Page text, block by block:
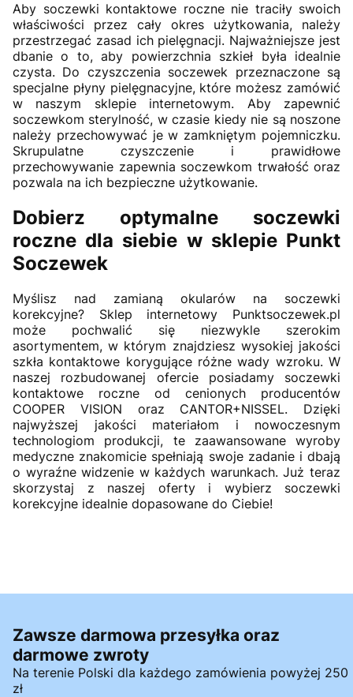
Aby soczewki kontaktowe roczne nie traciły swoich
właściwości przez cały okres użytkowania, należy
przestrzegać zasad ich pielęgnacji. Najważniejsze jest
dbanie o to, aby powierzchnia szkieł była idealnie
czysta. Do czyszczenia soczewek przeznaczone są
specjalne płyny pielęgnacyjne, które możesz zamówić
w naszym sklepie internetowym. Aby zapewnić
soczewkom sterylność, w czasie kiedy nie są noszone
należy przechowywać je w zamkniętym pojemniczku.
Skrupulatne czyszczenie i prawidłowe
przechowywanie zapewnia soczewkom trwałość oraz
pozwala na ich bezpieczne użytkowanie.
Dobierz optymalne soczewki
roczne dla siebie w sklepie Punkt
Soczewek
Myślisz nad zamianą okularów na soczewki
korekcyjne? Sklep internetowy Punktsoczewek.pl
może pochwalić się niezwykle szerokim
asortymentem, w którym znajdziesz wysokiej jakości
szkła kontaktowe korygujące różne wady wzroku. W
naszej rozbudowanej ofercie posiadamy soczewki
kontaktowe roczne od cenionych producentów
COOPER VISION oraz CANTOR+NISSEL. Dzięki
najwyższej jakości materiałom i nowoczesnym
technologiom produkcji, te zaawansowane wyroby
medyczne znakomicie spełniają swoje zadanie i dbają
o wyraźne widzenie w każdych warunkach. Już teraz
skorzystaj z naszej oferty i wybierz soczewki
korekcyjne idealnie dopasowane do Ciebie!
Zawsze darmowa przesyłka oraz
darmowe zwroty
Na terenie Polski dla każdego zamówienia powyżej 250
zł